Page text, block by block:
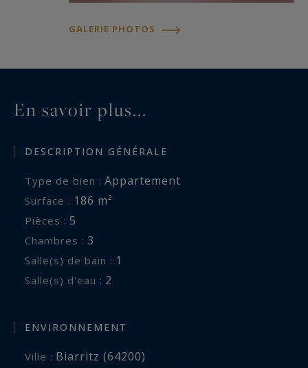
GALERIE PHOTOS
En savoir plus...
DESCRIPTION GÉNÉRALE
Type de bien : Appartement
Surface : 186 m²
Pièces : 5
Chambres : 3
Salle(s) de bain : 1
Salle(s) d'eau : 2
ENVIRONNEMENT
Ville : Biarritz (64200)